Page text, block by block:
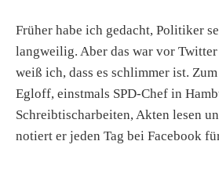
Früher habe ich gedacht, Politiker
langweilig. Aber das war vor
weiß ich, dass es schlimmer ist.
Egloff, einstmals SPD-Chef in
Schreibtischarbeiten, Akten lesen
notiert er jeden Tag bei Facebook